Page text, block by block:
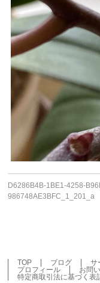
D6286B4B-1BE1-4258-
986748AE3BFC_1_201_a
TOP ブログ サ
プロフィール
お問
特定商取引法に基づく表